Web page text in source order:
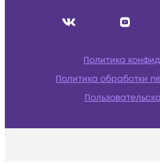
Политика
Политика обработки